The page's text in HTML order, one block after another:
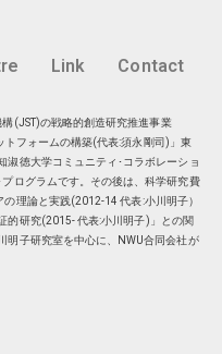
Link Contact
(JST)の戦略的創造研究推進事業
トフォームの構築(代表:須永剛司)」東
淑徳大学コミュニティ･コラボレーショ
ログラムです。その後は、科学研究費
理論と実践(2012-14 代表:小川明子）
的研究(2015- 代表:小川明子)」との関
明子研究室を中心に、 NWU合同会社が